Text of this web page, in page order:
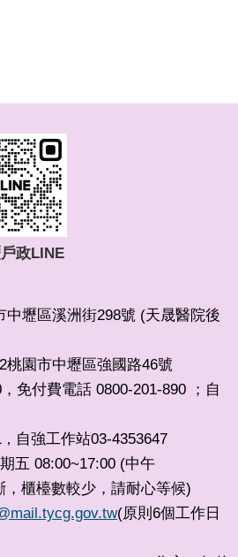
政LINE
中壢區溪洲街298號 (天晟醫院後
桃園市中壢區強國路46號
免付費電話 0800-201-890 ；自
， 自強工作站03-4353647
五 08:00~17:00 (中午
，櫃檯數較少，請耐心等候)
(原則6個工作日